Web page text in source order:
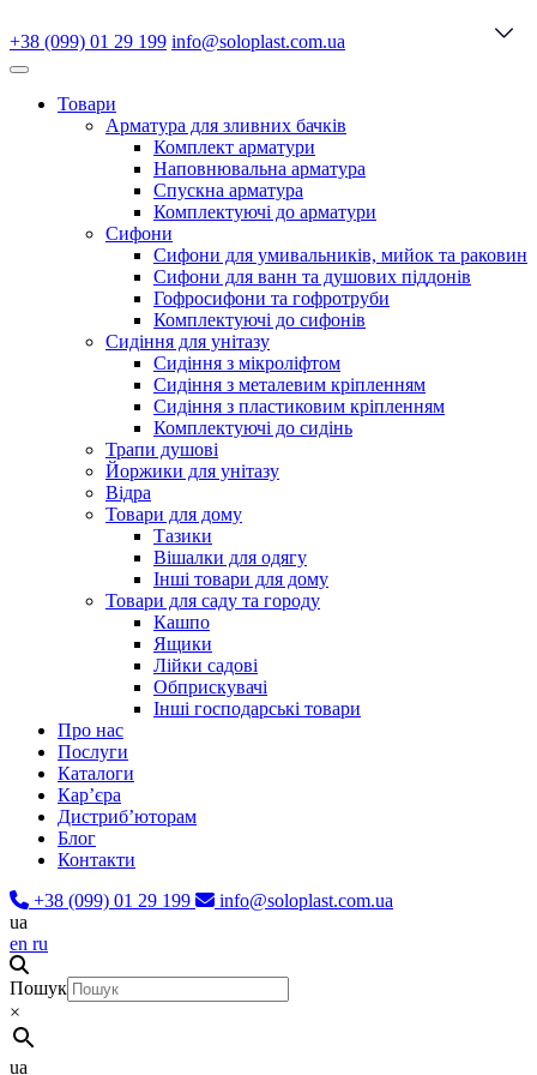
+38 (099) 01 29 199 info@soloplast.com.ua
Товари
Арматура для зливних бачків
Комплект арматури
Наповнювальна арматура
Спускна арматура
Комплектуючі до арматури
Сифони
Сифони для умивальників, мийок та раковин
Сифони для ванн та душових піддонів
Гофросифони та гофротруби
Комплектуючі до сифонів
Сидіння для унітазу
Сидіння з мікроліфтом
Сидіння з металевим кріпленням
Сидіння з пластиковим кріпленням
Комплектуючі до сидінь
Трапи душові
Йоржики для унітазу
Відра
Товари для дому
Тазики
Вішалки для одягу
Інші товари для дому
Товари для саду та городу
Кашпо
Ящики
Лійки садові
Обприскувачі
Інші господарські товари
Про нас
Послуги
Каталоги
Карʼєра
Дистриб’юторам
Блог
Контакти
+38 (099) 01 29 199
info@soloplast.com.ua
ua
en ru
Пошук
×
ua